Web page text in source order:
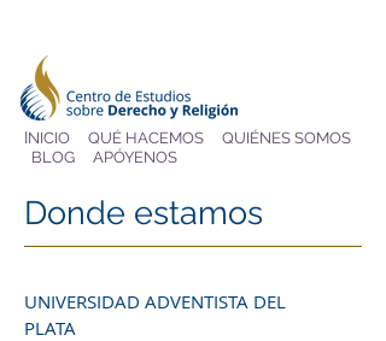
INICIO QUÉ HACEMOS
QUIÉNES SOMOS
BLOG
APÓYENOS
Donde estamos
UNIVERSIDAD ADVENTISTA DEL
PLATA